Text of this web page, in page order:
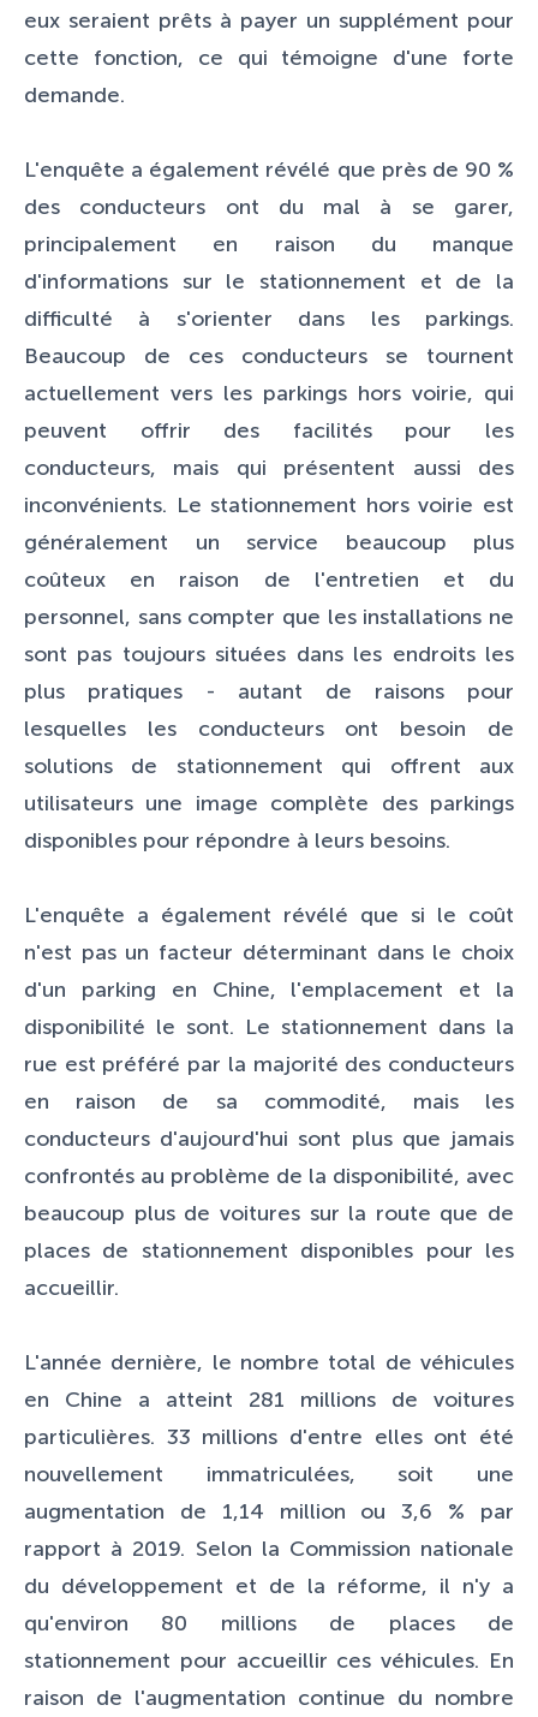
eux seraient prêts à payer un supplément pour
cette fonction, ce qui témoigne d'une forte
demande.
L'enquête a également révélé que près de 90 %
des conducteurs ont du mal à se garer,
principalement en raison du manque
d'informations sur le stationnement et de la
difficulté à s'orienter dans les parkings.
Beaucoup de ces conducteurs se tournent
actuellement vers les parkings hors voirie, qui
peuvent offrir des facilités pour les
conducteurs, mais qui présentent aussi des
inconvénients. Le stationnement hors voirie est
généralement un service beaucoup plus
coûteux en raison de l'entretien et du
personnel, sans compter que les installations ne
sont pas toujours situées dans les endroits les
plus pratiques - autant de raisons pour
lesquelles les conducteurs ont besoin de
solutions de stationnement qui offrent aux
utilisateurs une image complète des parkings
disponibles pour répondre à leurs besoins.
L'enquête a également révélé que si le coût
n'est pas un facteur déterminant dans le choix
d'un parking en Chine, l'emplacement et la
disponibilité le sont. Le stationnement dans la
rue est préféré par la majorité des conducteurs
en raison de sa commodité, mais les
conducteurs d'aujourd'hui sont plus que jamais
confrontés au problème de la disponibilité, avec
beaucoup plus de voitures sur la route que de
places de stationnement disponibles pour les
accueillir.
L'année dernière, le nombre total de véhicules
en Chine a atteint 281 millions de voitures
particulières. 33 millions d'entre elles ont été
nouvellement immatriculées, soit une
augmentation de 1,14 million ou 3,6 % par
rapport à 2019. Selon la Commission nationale
du développement et de la réforme, il n'y a
qu'environ 80 millions de places de
stationnement pour accueillir ces véhicules. En
raison de l'augmentation continue du nombre